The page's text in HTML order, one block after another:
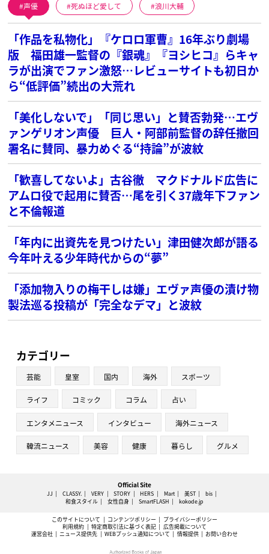
声優 死ぬほど愛して 浪川大輔
「作品を私物化」『ケロロ軍曹』16年ぶり劇場
版 福田雄一監督の『銀魂』『ヨシヒコ』らキャ
ラが出演でファン激怒…レビューサイトも初日か
ら“低評価”続出の大荒れ
「美化しないで」「同じ思い」と賛否勃発…エヴ
ァンゲリオン声優 巨人・阿部前監督の辞任撤回
署名に賛同、暴力めぐる“持論”が波紋
「歓喜してないよ」古谷徹 マクドナルド広告に
アムロ役で起用に賛否…尾を引く37歳年下ファン
と不倫報道
「年内に出資先を見つけたい」津田健次郎が語る
今年叶える少年時代からの“夢”
「添加物入りの梅干しは嫌」エヴァ声優の漬け物
製法巡る投稿が「完全なデマ」と波紋
カテゴリー
芸能 皇室 国内 海外 スポーツ
ライフ コミック コラム 占い
エンタメニュース インタビュー 海外ニュース
韓流ニュース 美容 健康 暮らし グルメ
Official Site
JJ CLASSY. VERY STORY HERS Mart 美ST
bis
和食スタイル
女性自身 SmartFLASH kokode.jp
このサイトについて コンテンツポリシー
プライバシーポリシー
利用規約
特定商取引法に基づく表記
広告掲載について
運営会社
ニュース提供先 WEBプッシュ通知について 情報提供 お問い合わせ